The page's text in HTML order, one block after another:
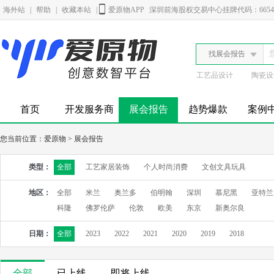
海外站 帮助 收藏本站 爱原物APP 深圳前海股权交易中心挂牌代码：
找展会报告
工艺品设计 陶瓷
首页 开发服务商 展会报告 趋势爆款 案例
您当前位置： 爱原物 > 展会报告
类型： 全部 工艺家居装饰 个人时尚消费 文创文具玩具
地区： 全部 米兰 奥兰多 伯明翰 深圳 慕尼黑
亚特
科隆
佛罗伦萨 伦敦 欧美 东京 新奥尔良
日期： 全部 2023 2022 2021 2020 2019 2018